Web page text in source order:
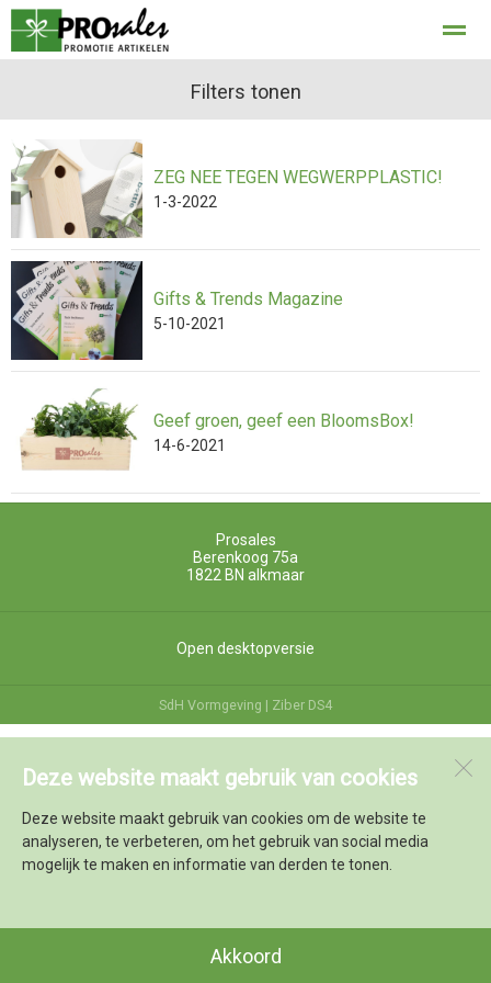
Home Bellen E-mail Locatie
Deze website maakt gebruik van cookies
Deze website maakt gebruik van cookies om de website te
analyseren, te verbeteren, om het gebruik van social media
mogelijk te maken en informatie van derden te tonen.
Akkoord
Filters tonen
ZEG NEE TEGEN WEGWERPPLASTIC!
1-3-2022
Gifts & Trends Magazine
5-10-2021
Geef groen, geef een BloomsBox!
14-6-2021
Prosales
Berenkoog 75a
1822 BN alkmaar
Open desktopversie
SdH Vormgeving | Ziber DS4